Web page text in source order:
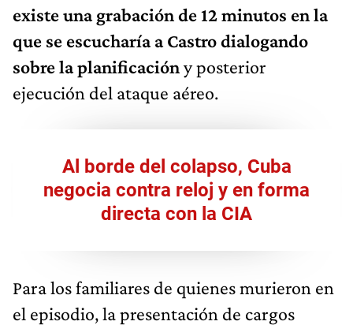
existe una grabación de 12 minutos en la
que se escucharía a Castro dialogando
sobre la planificacióny posterior
ejecución del ataque aéreo.
Al borde del colapso, Cuba
negocia contra reloj y en forma
directa con la CIA
Para los familiares de quienes murieron en
el episodio, la presentación de cargos